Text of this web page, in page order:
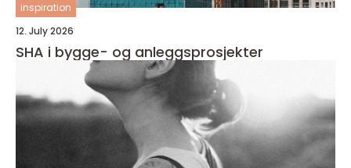
inspiration
12. July 2026
SHA i bygge- og anleggsprosjekter